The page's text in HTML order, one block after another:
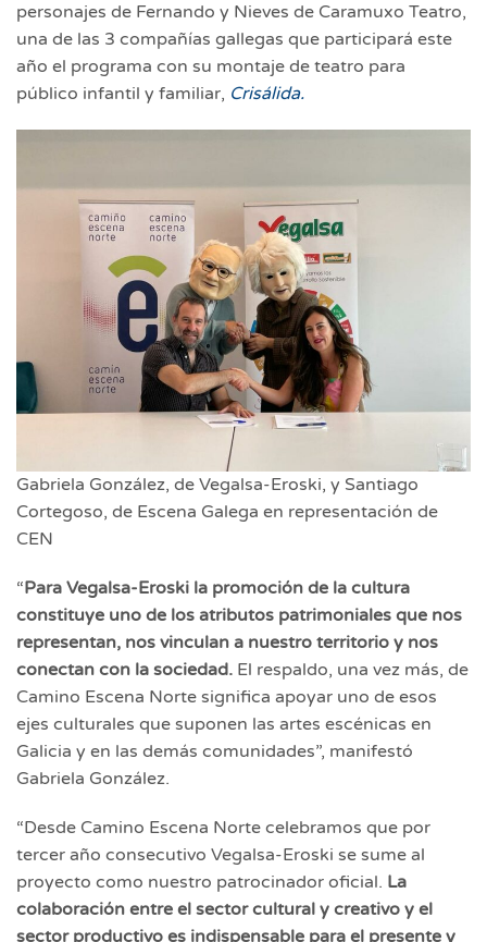
personajes de Fernando y Nieves de Caramuxo Teatro,
una de las 3 compañías gallegas que participará este
año el programa con su montaje de teatro para
público infantil y familiar, Crisálida.
Gabriela González, de Vegalsa-Eroski, y Santiago
Cortegoso, de Escena Galega en representación de
CEN
“Para Vegalsa-Eroski la promoción de la cultura
constituye uno de los atributos patrimoniales que nos
representan, nos vinculan a nuestro territorio y nos
conectan con la sociedad. El respaldo, una vez más, de
Camino Escena Norte significa apoyar uno de esos
ejes culturales que suponen las artes escénicas en
Galicia y en las demás comunidades”, manifestó
Gabriela González.
“Desde Camino Escena Norte celebramos que por
tercer año consecutivo Vegalsa-Eroski se sume al
proyecto como nuestro patrocinador oficial. La
colaboración entre el sector cultural y creativo y el
sector productivo es indispensable para el presente y